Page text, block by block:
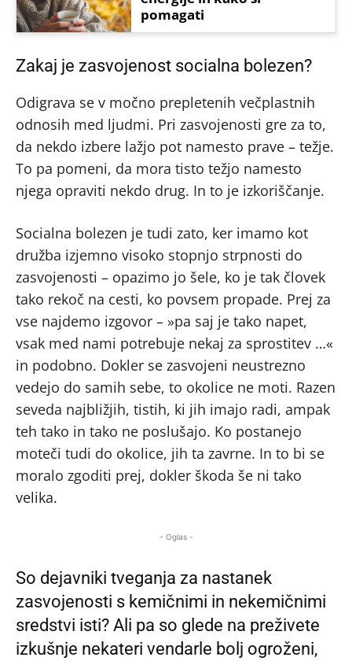
pomagati
Zakaj je zasvojenost socialna bolezen?
Odigrava se v močno prepletenih večplastnih
odnosih med ljudmi. Pri zasvojenosti gre za to,
da nekdo izbere lažjo pot namesto prave – težje.
To pa pomeni, da mora tisto težjo namesto
njega opraviti nekdo drug. In to je izkoriščanje.
Socialna bolezen je tudi zato, ker imamo kot
družba izjemno visoko stopnjo strpnosti do
zasvojenosti – opazimo jo šele, ko je tak človek
tako rekoč na cesti, ko povsem propade. Prej za
vse najdemo izgovor – »pa saj je tako napet,
vsak med nami potrebuje nekaj za sprostitev …«
in podobno. Dokler se zasvojeni neustrezno
vedejo do samih sebe, to okolice ne moti. Razen
seveda najbližjih, tistih, ki jih imajo radi, ampak
teh tako in tako ne poslušajo. Ko postanejo
moteči tudi do okolice, jih ta zavrne. In to bi se
moralo zgoditi prej, dokler škoda še ni tako
velika.
- Oglas -
So dejavniki tveganja za nastanek
zasvojenosti s kemičnimi in nekemičnimi
sredstvi isti? Ali pa so glede na preživete
izkušnje nekateri vendarle bolj ogroženi,